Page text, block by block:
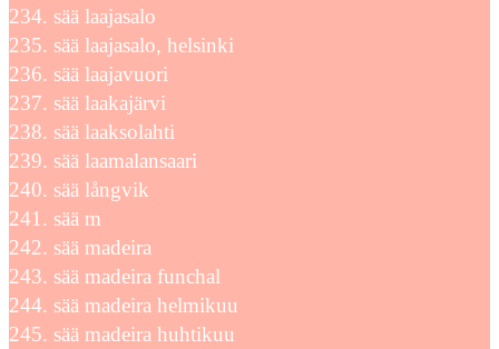
sää laajasalo
sää laajasalo, helsinki
sää laajavuori
sää laakajärvi
sää laaksolahti
sää laamalansaari
sää långvik
sää m
sää madeira
sää madeira funchal
sää madeira helmikuu
sää madeira huhtikuu